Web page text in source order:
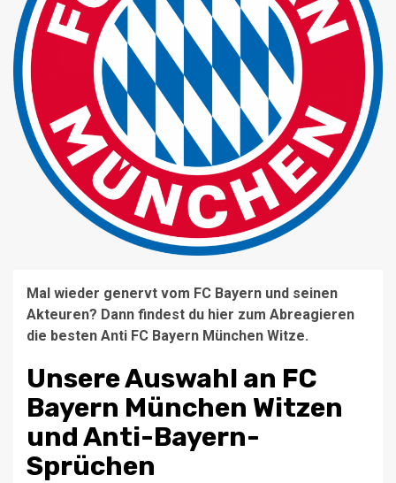
Mal wieder genervt vom FC Bayern und seinen
Akteuren? Dann findest du hier zum Abreagieren
die besten Anti FC Bayern München Witze.
Unsere Auswahl an FC
Bayern München Witzen
und Anti-Bayern-
Sprüchen